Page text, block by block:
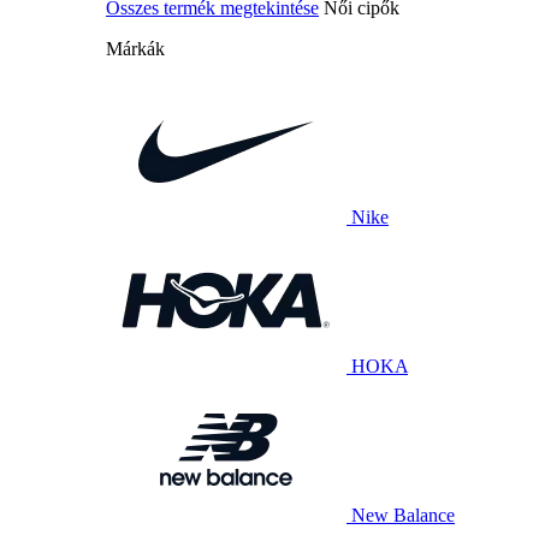
Összes termék megtekintése Női cipők
Márkák
Nike
HOKA
New Balance